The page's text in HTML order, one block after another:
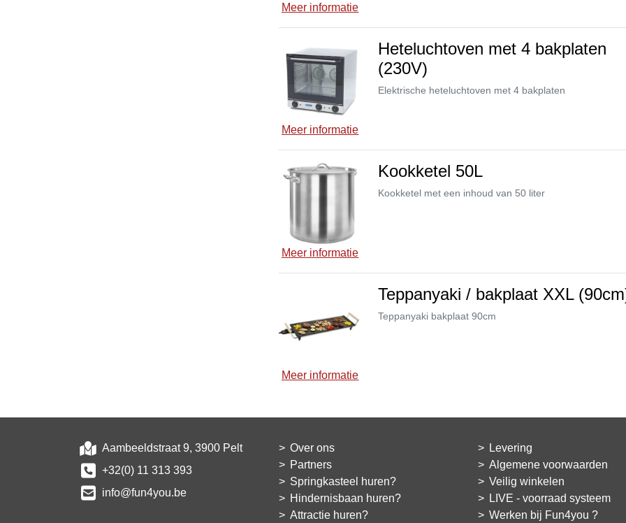
Meer informatie
Meer informatie
Heteluchtoven met 4 bakplaten
(230V)
Elektrische heteluchtoven met 4 bakplaten
Meer informatie
Kookketel 50L
Kookketel met een inhoud van 50 liter
Meer informatie
Teppanyaki / bakplaat XXL
Teppanyaki bakplaat 90cm
Aambeeldstraat 9, 3900 Pelt
+32(0) 11 313 393
info@fun4you.be
Over ons
Partners
Springkasteel huren?
Hindernisbaan huren?
Attractie huren?
Levering
Algemene voorwaarden
Veilig winkelen
LIVE - voorraad systeem
Werken bij Fun4you ?